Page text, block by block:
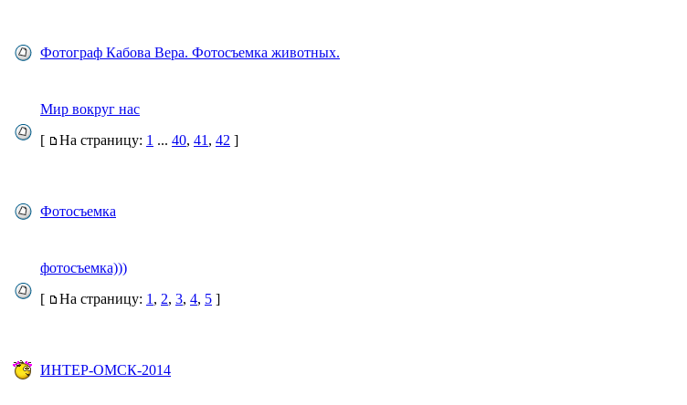
Фотограф Кабова Вера. Фотосъемка животных.
Мир вокруг нас
[
На страницу: 1 ... 40, 41 , 42 ]
Фотосъемка
фотосъемка)))
[
На страницу: 1 , 2, 3, 4, 5 ]
ИНТЕР-ОМСК-2014